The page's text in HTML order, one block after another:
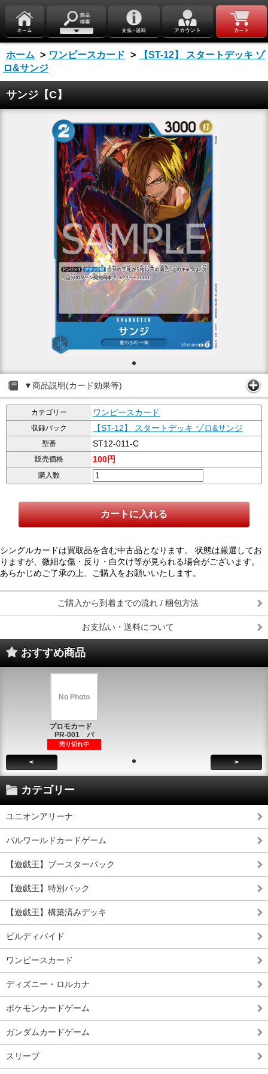
ホーム > ワンピースカード >
【ST-12】 スタートデッキ ゾ
ロ&サンジ
サンジ【C】
▼商品説明(カード効果等)
カテゴリー ワンピースカード
収録パック 【ST-12】 スタートデッキ ゾロ&サンジ
型番 ST12-011-C
販売価格 100円
購入数
シングルカードは買取品を含む中古品となります。 状態は厳選してお
りますが、微細な傷・反り・白欠け等が見られる場合がございます。
あらかじめご了承の上、ご購入をお願いいたします。
ご購入から到着までの流れ / 梱包方法
お支払い・送料について
おすすめ商品
No Photo
プロモカード
PR-001 パ
売り切れ中
< >
カテゴリー
ユニオンアリーナ
パルワールドカードゲーム
【遊戯王】ブースターパック
【遊戯王】特別パック
【遊戯王】構築済みデッキ
ビルディバイド
ワンピースカード
ディズニー・ロルカナ
ポケモンカードゲーム
ガンダムカードゲーム
スリーブ